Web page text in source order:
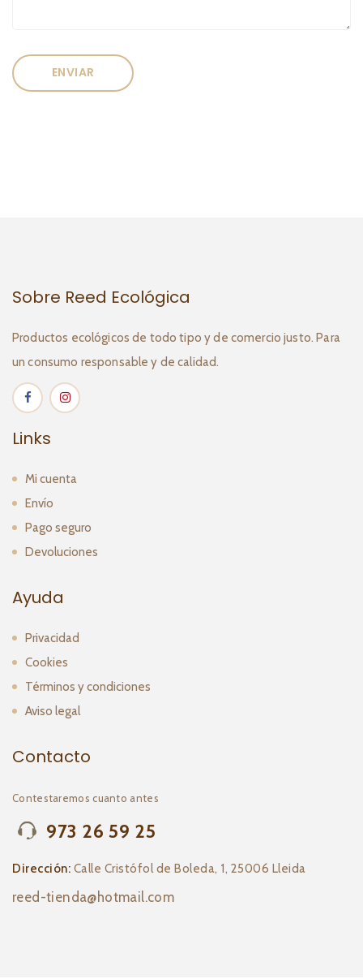
ENVIAR
Sobre Reed Ecológica
Productos ecológicos de todo tipo y de comercio justo. Para
un consumo responsable y de calidad.
Links
Mi cuenta
Envío
Pago seguro
Devoluciones
Ayuda
Privacidad
Cookies
Términos y condiciones
Aviso legal
Contacto
Contestaremos cuanto antes
973 26 59 25
Dirección: Calle Cristófol de Boleda, 1, 25006 Lleida
reed-tienda@hotmail.com